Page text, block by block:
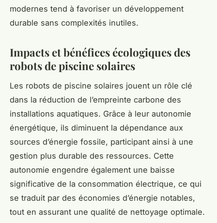
modernes tend à favoriser un développement
durable sans complexités inutiles.
Impacts et bénéfices écologiques des
robots de piscine solaires
Les robots de piscine solaires jouent un rôle clé
dans la réduction de l’empreinte carbone des
installations aquatiques. Grâce à leur autonomie
énergétique, ils diminuent la dépendance aux
sources d’énergie fossile, participant ainsi à une
gestion plus durable des ressources. Cette
autonomie engendre également une baisse
significative de la consommation électrique, ce qui
se traduit par des économies d’énergie notables,
tout en assurant une qualité de nettoyage optimale.